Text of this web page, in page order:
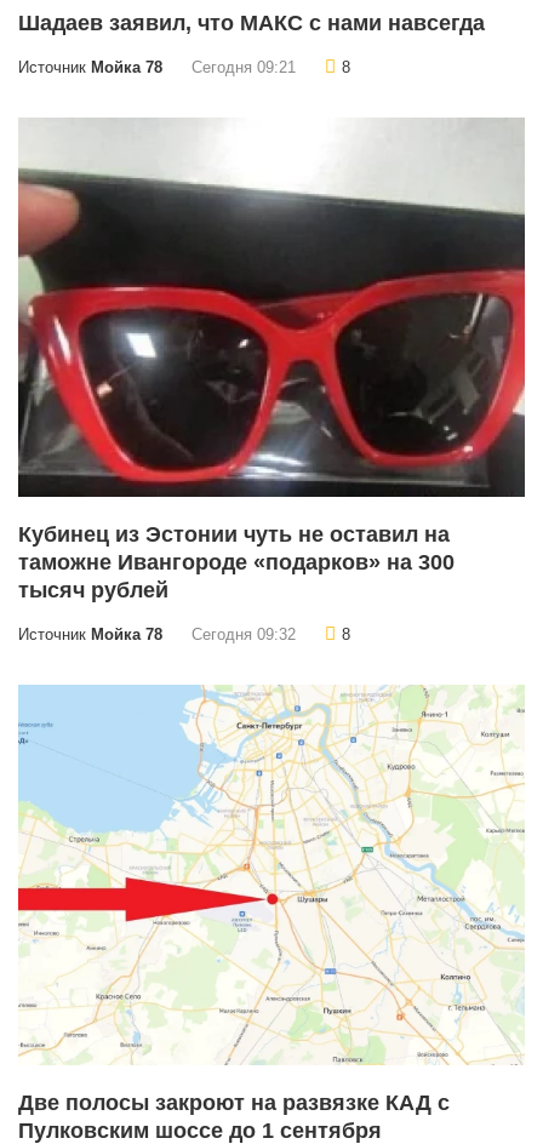
Шадаев заявил, что МАКС с нами навсегда
Источник Мойка 78 Сегодня 09:21 8
Кубинец из Эстонии чуть не оставил на
таможне Ивангороде «подарков» на 300
тысяч рублей
Источник Мойка 78 Сегодня 09:32 8
Две полосы закроют на развязке КАД с
Пулковским шоссе до 1 сентября